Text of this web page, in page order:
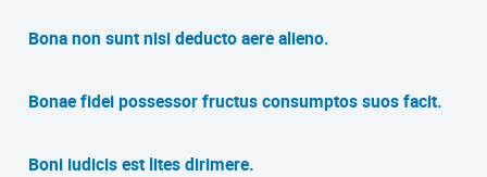
Bona non sunt nisi deducto aere alieno.
Bonae fidei possessor fructus consumptos suos facit.
Boni iudicis est lites dirimere.